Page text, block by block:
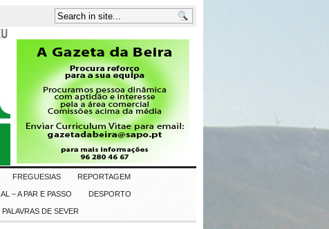
FREGUESIAS REPORTAGEM
– A PAR E PASSO DESPORTO
PALAVRAS DE SEVER